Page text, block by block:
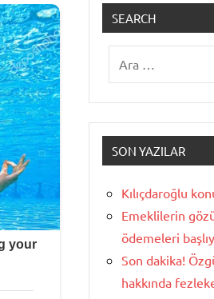
SEARCH
SON YAZILAR
Kılıçdaroğlu
Emeklilerin
ödemeleri
Son dakika!
hakkında